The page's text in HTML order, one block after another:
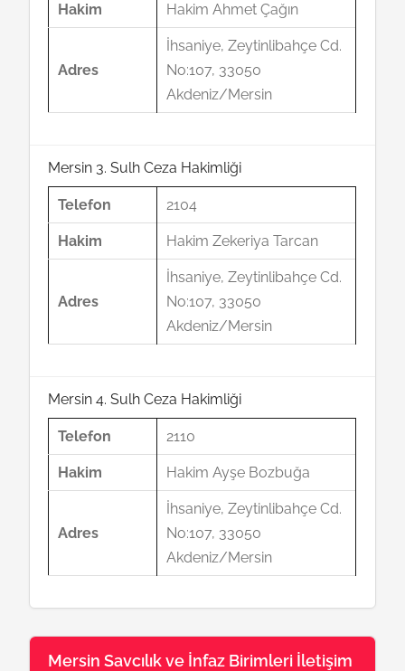
Hakim Hakim Ahmet Çağın
Adres
İhsaniye, Zeytinlibahçe Cd.
No:107, 33050
Akdeniz/Mersin
Mersin 3. Sulh Ceza Hakimliği
Telefon 2104
Hakim Hakim Zekeriya Tarcan
Adres
İhsaniye, Zeytinlibahçe Cd.
No:107, 33050
Akdeniz/Mersin
Mersin 4. Sulh Ceza Hakimliği
Telefon 2110
Hakim Hakim Ayşe Bozbuğa
Adres
İhsaniye, Zeytinlibahçe Cd.
No:107, 33050
Akdeniz/Mersin
Mersin Savcılık ve İnfaz Birimleri İletişim